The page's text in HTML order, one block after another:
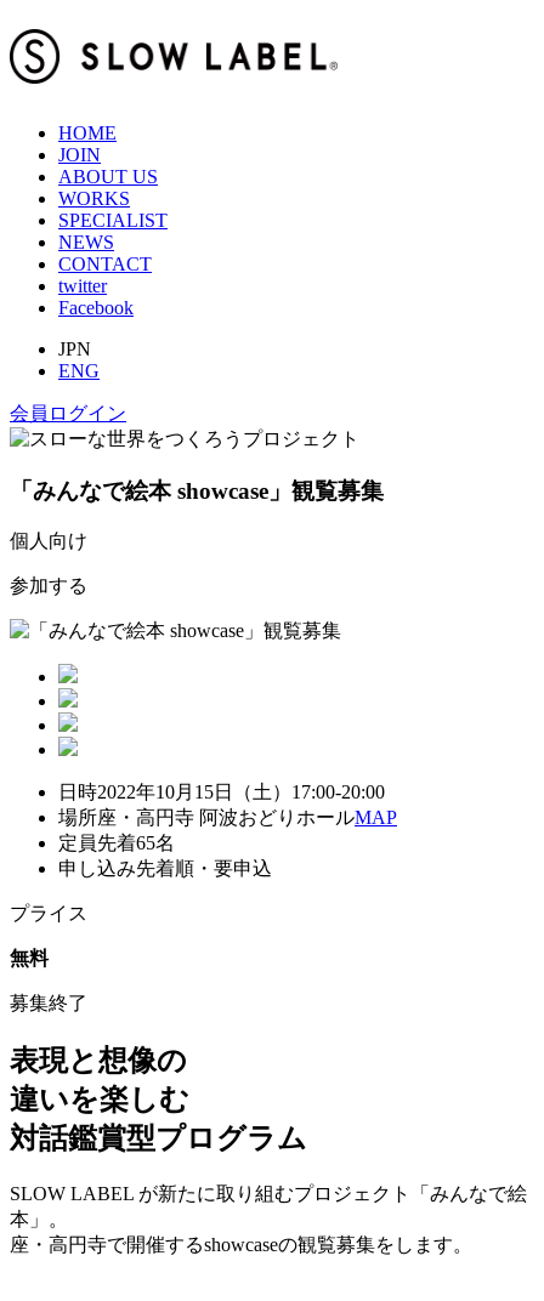
HOME
JOIN
ABOUT US
WORKS
SPECIALIST
NEWS
CONTACT
twitter
Facebook
JPN
ENG
会員ログイン
「みんなで絵本 showcase」観覧募集
個人向け
参加する
日時2022年10月15日（土）17:00-20:00
場所座・高円寺 阿波おどりホールMAP
定員先着65名
申し込み先着順・要申込
プライス
無料
募集終了
表現と想像の
違いを楽しむ
対話鑑賞型プログラム
SLOW LABEL が新たに取り組むプロジェクト「みんなで絵
本」。
座・高円寺で開催するshowcaseの観覧募集をします。